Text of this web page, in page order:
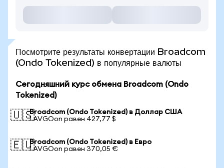
Посмотрите результаты конвертации Broadcom
(Ondo Tokenized) в популярные валюты
Сегодняшний курс обмена Broadcom (Ondo
Tokenized)
🇺🇸Broadcom (Ondo Tokenized) в Доллар США
1 AVGOon равен 427,77 $
🇪🇺Broadcom (Ondo Tokenized) в Евро
1 AVGOon равен 370,05 €